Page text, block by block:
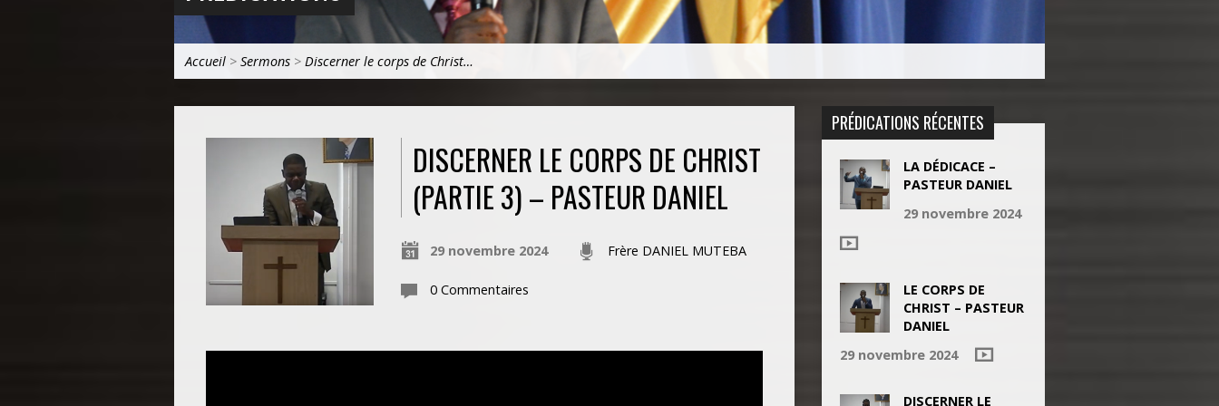
Accueil > Sermons > Discerner le corps de Christ…
DISCERNER LE CORPS DE CHRIST
(PARTIE 3) – PASTEUR DANIEL
29 novembre 2024 Frère DANIEL MUTEBA
0 Commentaires
PRÉDICATIONS RÉCENTES
LA DÉDICACE –
PASTEUR DANIEL
29 novembre 2024
LE CORPS DE
CHRIST – PASTEUR
DANIEL
29 novembre 2024
DISCERNER LE